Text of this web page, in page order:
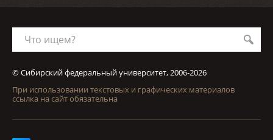
© Сибирский федеральный университет, 2006-2026
При использовании текстовых и графических материалов
ссылка на сайт обязательна
Что ищем?